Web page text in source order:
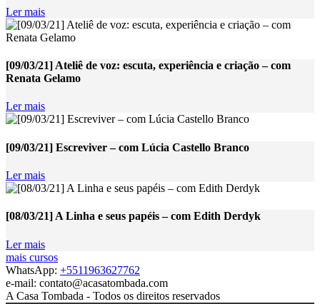
Ler mais
[09/03/21] Ateliê de voz: escuta, experiência e criação – com
Renata Gelamo
Ler mais
[09/03/21] Escreviver – com Lúcia Castello Branco
Ler mais
[08/03/21] A Linha e seus papéis – com Edith Derdyk
Ler mais
mais cursos
WhatsApp: +5511963627762
e-mail: contato@acasatombada.com
A Casa Tombada - Todos os direitos reservados